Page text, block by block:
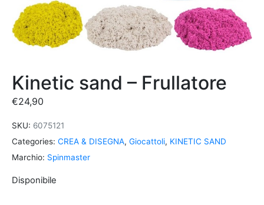
Kinetic sand – Frullatore
€24,90
SKU: 6075121
Categories: CREA & DISEGNA, Giocattoli, KINETIC SAND
Marchio: Spinmaster
Disponibile